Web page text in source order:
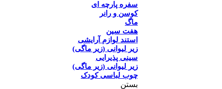
سفره پارچه ای
کوسن و رانر
ماگ
هفت سین
استند لوازم آرایشی
زیر لیوانی (زیر ماگی)
سینی پذیرایی
زیر لیوانی (زیر ماگی)
چوب لباسی کودک
بستن